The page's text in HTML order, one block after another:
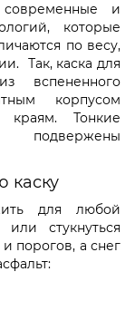
и
которые
по весу,
. Так, каска для
вспененного
корпусом
Тонкие
подвержены
каску
для любой
стукнуться
порогов, а снег